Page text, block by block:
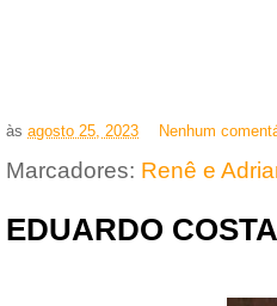
às agosto 25, 2023 Nenhum
Marcadores: Renê e
EDUARDO